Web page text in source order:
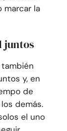
marcar la
juntos
y, en
de
demás.
el uno